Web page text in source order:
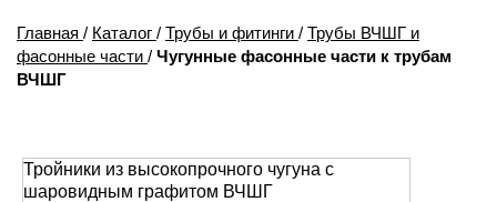
Главная / Каталог / Трубы и фитинги / Трубы ВЧШГ и
фасонные части / Чугунные фасонные части к трубам
ВЧШГ
Тройники из высокопрочного чугуна с
шаровидным графитом ВЧШГ